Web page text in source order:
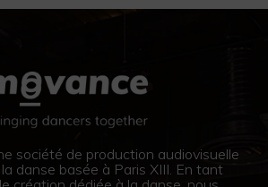
société de production audiovisuelle
danse basée à Paris XIII. En tant